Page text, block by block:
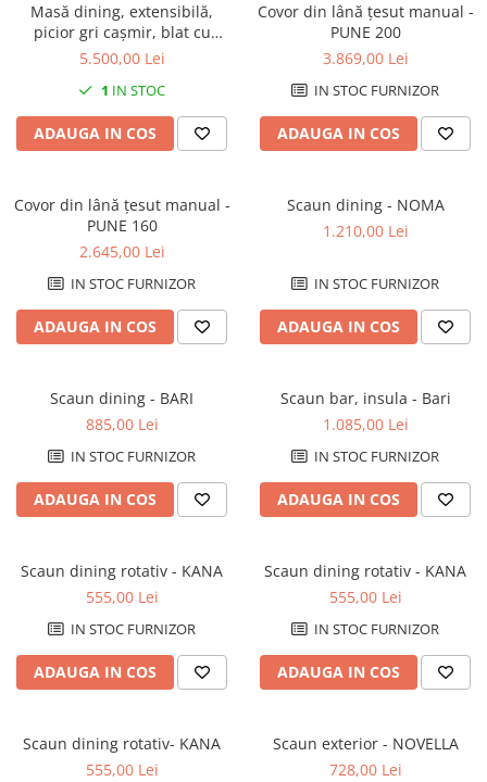
Scaune exterior
Mobila hol
Comode hol
Oglinzi hol
Console hol
Decoratiuni interioare
Accesorii decorative
Oglinzi
Rame foto
Accesorii pentru servire
Textile pentru casa
Corpuri de iluminat
Home Office
Designers' Choice
Masă dining, extensibilă,
picior gri cașmir, blat cu
aspect de nuc - CALMA
5.500,00 Lei
1 IN STOC
ADAUGA IN COS
Covor din lână țesut manual -
PUNE 200
3.869,00 Lei
IN STOC FURNIZOR
ADAUGA IN COS
Covor din lână țesut manual -
PUNE 160
2.645,00 Lei
IN STOC FURNIZOR
ADAUGA IN COS
Scaun dining - NOMA
1.210,00 Lei
IN STOC FURNIZOR
ADAUGA IN COS
Scaun dining - BARI
885,00 Lei
IN STOC FURNIZOR
ADAUGA IN COS
Scaun bar, insula - Bari
1.085,00 Lei
IN STOC FURNIZOR
ADAUGA IN COS
Scaun dining rotativ - KANA
555,00 Lei
IN STOC FURNIZOR
ADAUGA IN COS
Scaun dining rotativ - KANA
555,00 Lei
IN STOC FURNIZOR
ADAUGA IN COS
Scaun dining rotativ- KANA
555,00 Lei
Scaun exterior - NOVELLA
728,00 Lei